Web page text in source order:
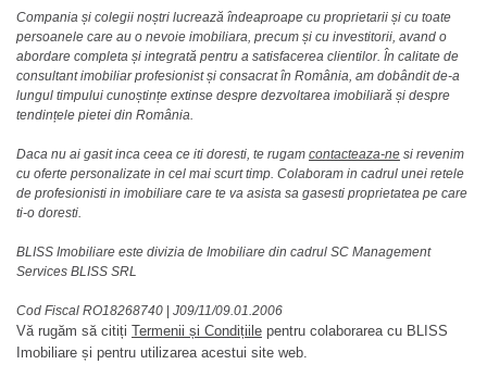
Compania și colegii noștri lucrează îndeaproape cu proprietarii și cu toate
persoanele care au o nevoie imobiliara, precum și cu investitorii, avand o
abordare completa și integrată pentru a satisfacerea clientilor. În calitate de
consultant imobiliar profesionist și consacrat în România, am dobândit de-a
lungul timpului cunoștințe extinse despre dezvoltarea imobiliară și despre
tendințele pietei din România.
Daca nu ai gasit inca ceea ce iti doresti, te rugam contacteaza-ne si revenim
cu oferte personalizate in cel mai scurt timp. Colaboram in cadrul unei retele
de profesionisti in imobiliare care te va asista sa gasesti proprietatea pe care
ti-o doresti.
BLISS Imobiliare este divizia de Imobiliare din cadrul SC Management
Services BLISS SRL
Cod Fiscal RO18268740 | J09/11/09.01.2006
Vă rugăm să citiți Termenii și Condițiile pentru colaborarea cu BLISS
Imobiliare și pentru utilizarea acestui site web.